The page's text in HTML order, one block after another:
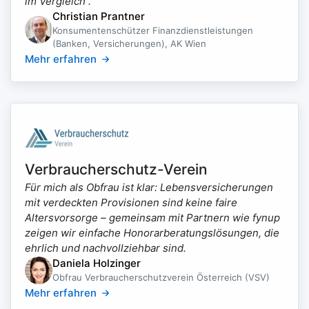
Christian Prantner
Konsumentenschützer Finanzdienstleistungen
(Banken, Versicherungen), AK Wien
Mehr erfahren
Verbraucherschutz-Verein
Für mich als Obfrau ist klar: Lebensversicherungen
mit verdeckten Provisionen sind keine faire
Altersvorsorge – gemeinsam mit Partnern wie fynup
zeigen wir einfache Honorarberatungslösungen, die
ehrlich und nachvollziehbar sind.
Daniela Holzinger
Obfrau Verbraucherschutzverein Österreich (VSV)
Mehr erfahren